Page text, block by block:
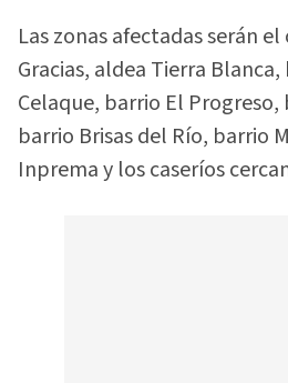
Las zonas afectadas serán
Gracias, aldea Tierra
Celaque, barrio El Progreso,
barrio Brisas del Río, barrio
Inprema y los caseríos